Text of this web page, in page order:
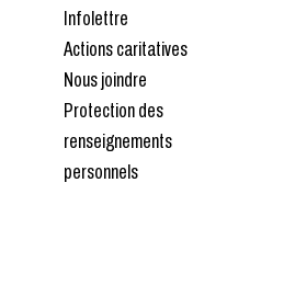
Infolettre
Actions caritatives
Nous joindre
Protection des
renseignements
personnels